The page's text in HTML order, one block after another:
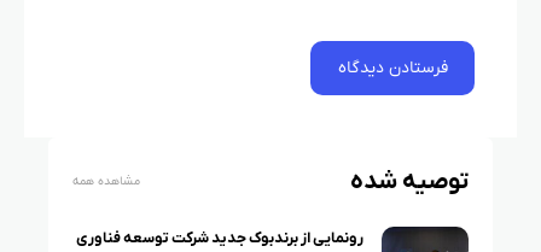
توصیه شده مشاهده همه
رونمایی از برندبوک جدید شرکت توسعه فناوری